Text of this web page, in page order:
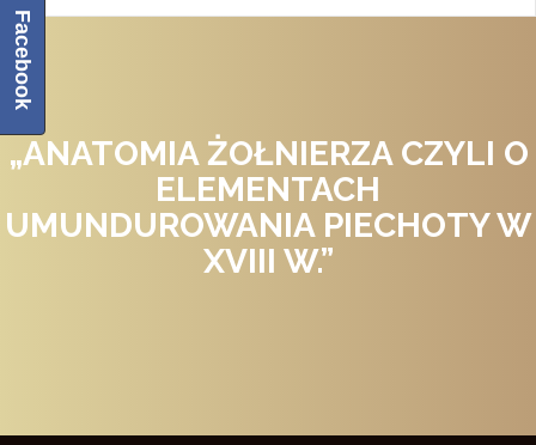
„ANATOMIA ŻOŁNIERZA CZYLI O
ELEMENTACH
UMUNDUROWANIA PIECHOTY W
XVIII W.”
Facebook